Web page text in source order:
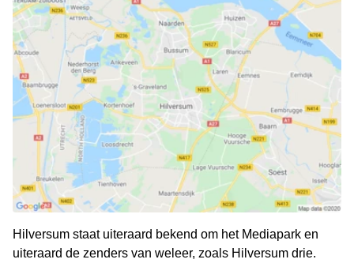
Hilversum staat uiteraard bekend om het Mediapark en
uiteraard de zenders van weleer, zoals Hilversum drie.